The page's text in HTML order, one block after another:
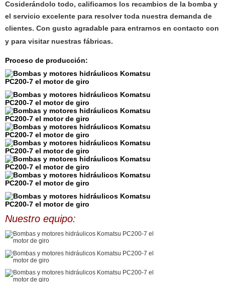
Cosiderándolo todo, calificamos los recambios de la bomba y
el servicio excelente para resolver toda nuestra demanda de
clientes. Con gusto agradable para entrarnos en contacto con
y para visitar nuestras fábricas.
Proceso de producción:
Nuestro equipo: